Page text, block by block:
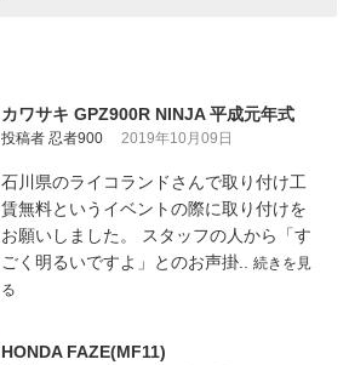
カワサキ GPZ900R NINJA 平成元年式
投稿者 忍者900 2019年10月09日
石川県のライコランドさんで取り付け工
賃無料というイベントの際に取り付けを
お願いしました。 スタッフの人から「す
ごく明るいですよ」とのお声掛.. 続きを見
る
HONDA FAZE(MF11)